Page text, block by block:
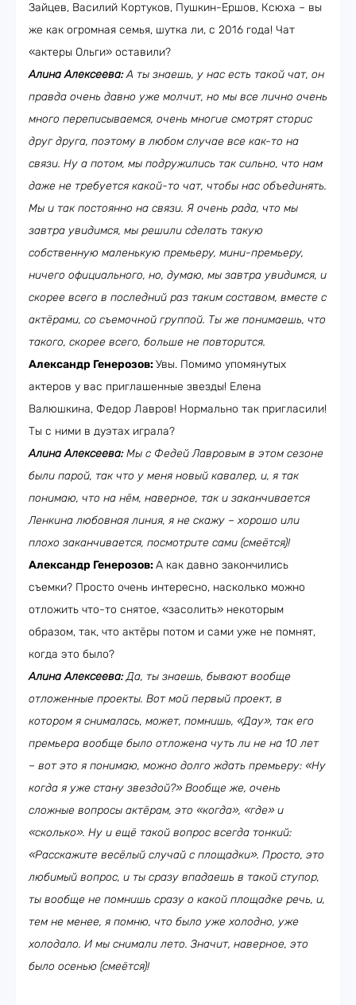
Зайцев, Василий Кортуков, Пушкин-Ершов, Ксюха – вы
же как огромная семья, шутка ли, с 2016 года! Чат
«актеры Ольги» оставили?
Алина Алексеева:А ты знаешь, у нас есть такой чат, он
правда очень давно уже молчит, но мы все лично очень
много переписываемся, очень многие смотрят сторис
друг друга, поэтому в любом случае все как-то на
связи. Ну а потом, мы подружились так сильно, что нам
даже не требуется какой-то чат, чтобы нас объединять.
Мы и так постоянно на связи. Я очень рада, что мы
завтра увидимся, мы решили сделать такую
собственную маленькую премьеру, мини-премьеру,
ничего официального, но, думаю, мы завтра увидимся, и
скорее всего в последний раз таким составом, вместе с
актёрами, со съемочной группой. Ты же понимаешь, что
такого, скорее всего, больше не повторится.
Александр Генерозов:Увы. Помимо упомянутых
актеров у вас приглашенные звезды! Елена
Валюшкина, Федор Лавров! Нормально так пригласили!
Ты с ними в дуэтах играла?
Алина Алексеева:Мы с Федей Лавровым в этом сезоне
были парой, так что у меня новый кавалер, и, я так
понимаю, что на нём, наверное, так и заканчивается
Ленкина любовная линия, я не скажу – хорошо или
плохо заканчивается, посмотрите сами (смеётся)!
Александр Генерозов:А как давно закончились
съемки? Просто очень интересно, насколько можно
отложить что-то снятое, «засолить» некоторым
образом, так, что актёры потом и сами уже не помнят,
когда это было?
Алина Алексеева:Да, ты знаешь, бывают вообще
отложенные проекты. Вот мой первый проект, в
котором я снималась, может, помнишь, «Дау», так его
премьера вообще было отложена чуть ли не на 10 лет
– вот это я понимаю, можно долго ждать премьеру: «Ну
когда я уже стану звездой?» Вообще же, очень
сложные вопросы актёрам, это «когда», «где» и
«сколько». Ну и ещё такой вопрос всегда тонкий:
«Расскажите весёлый случай с площадки». Просто, это
любимый вопрос, и ты сразу впадаешь в такой ступор,
ты вообще не помнишь сразу о какой площадке речь, и,
тем не менее, я помню, что было уже холодно, уже
холодало. И мы снимали лето. Значит, наверное, это
было осенью (смеётся)!